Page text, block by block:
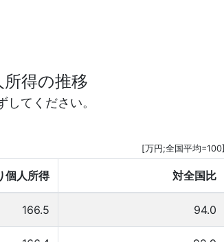
得の推移
てください。
[万円;全国平均=100]
個人所得 対全国比
166.5 94.0